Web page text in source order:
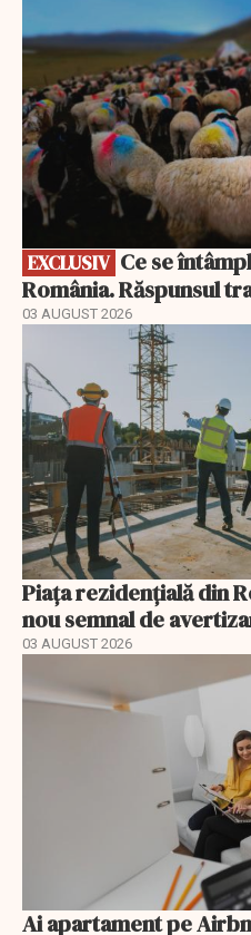
EXCLUSIV
România. Răspunsul
03 AUGUST 2026
Piața rezidențială din
nou semnal de
03 AUGUST 2026
Ai apartament pe